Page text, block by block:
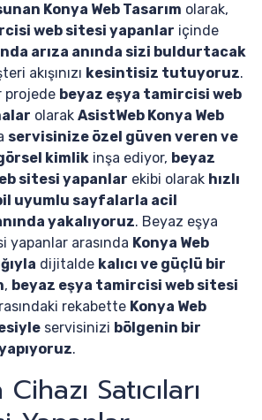
Konya Web Tasarım olarak,
web sitesi yapanlar içinde
arıza anında sizi buldurtacak
akışınızı kesintisiz tutuyoruz.
projede beyaz eşya tamircisi web
olarak AsistWeb Konya Web
servisinize özel güven veren ve
kimlik inşa ediyor, beyaz
sitesi yapanlar ekibi olarak hızlı
uyumlu sayfalarla acil
yakalıyoruz. Beyaz eşya
yapanlar arasında Konya Web
dijitalde kalıcı ve güçlü bir
, beyaz eşya tamircisi web sitesi
rekabette Konya Web
servisinizi bölgenin bir
.
Satıcıları